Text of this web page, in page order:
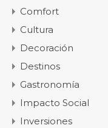
Comfort
Cultura
Decoración
Destinos
Gastronomía
Impacto Social
Inversiones